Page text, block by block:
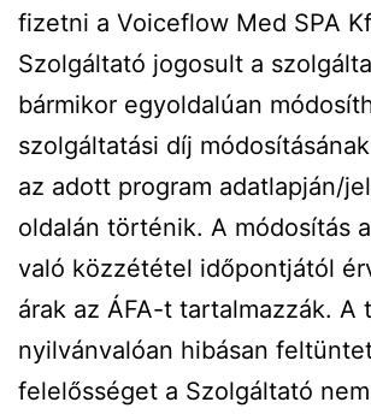
fizetni a Voiceflow Med SPA
Szolgáltató jogosult a
bármikor egyoldalúan
szolgáltatási díj
az adott program adatlapján/
oldalán történik. A módosítás
való közzététel időpontjától
árak az ÁFA-t tartalmazzák. A
nyilvánvalóan hibásan
felelősséget a Szolgáltató